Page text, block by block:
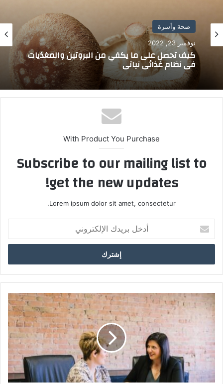
صحة وأسرة
نوفمبر 23, 2022
كيف تحصل على ما يكفي من البروتين والمغذيات
في نظام غذائي نباتي
With Product You Purchase
Subscribe to our mailing list to
get the new updates!
Lorem ipsum dolor sit amet, consectetur.
بريدك
الإلكتروني